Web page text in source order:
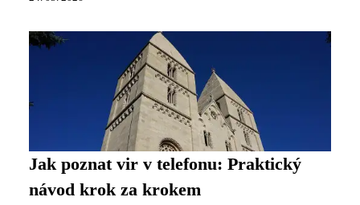
Jak poznat vir v telefonu: Praktický
návod krok za krokem